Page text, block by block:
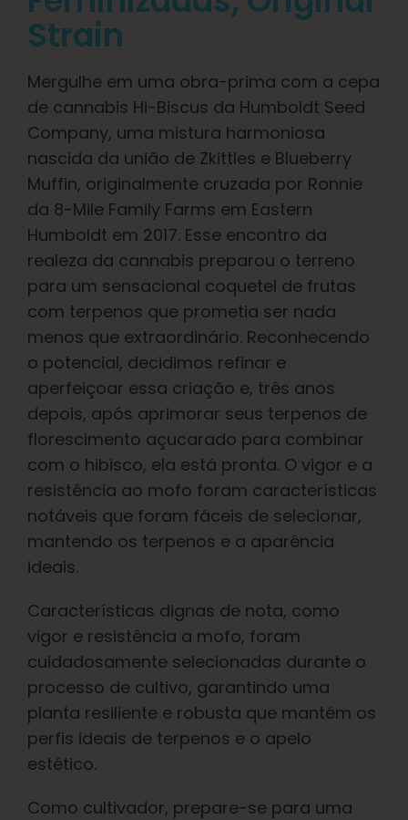
Sobre
Caça ao feno
Preservando a genética caribenha
Contato
Loja
Português Brasileiro
Procurar
por:
Strain
Mergulhe em uma obra-prima com a cepa
de cannabis Hi-Biscus da Humboldt Seed
Company, uma mistura harmoniosa
nascida da união de Zkittles e Blueberry
Muffin, originalmente cruzada por Ronnie
da 8-Mile Family Farms em Eastern
Humboldt em 2017. Esse encontro da
realeza da cannabis preparou o terreno
para um sensacional coquetel de frutas
com terpenos que prometia ser nada
menos que extraordinário. Reconhecendo
o potencial, decidimos refinar e
aperfeiçoar essa criação e, três anos
depois, após aprimorar seus terpenos de
florescimento açucarado para combinar
com o hibisco, ela está pronta. O vigor e a
resistência ao mofo foram características
notáveis que foram fáceis de selecionar,
mantendo os terpenos e a aparência
ideais.
Características dignas de nota, como
vigor e resistência a mofo, foram
cuidadosamente selecionadas durante o
processo de cultivo, garantindo uma
planta resiliente e robusta que mantém os
perfis ideais de terpenos e o apelo
estético.
Como cultivador, prepare-se para uma